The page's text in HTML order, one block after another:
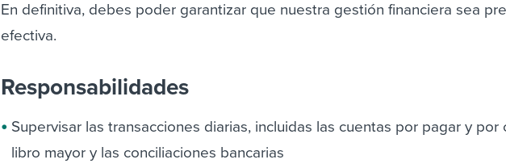
En definitiva, debes poder garantizar que nuestra gestión financiera sea
efectiva.
Responsabilidades
Supervisar las transacciones diarias, incluidas las cuentas por pagar y por
libro mayor y las conciliaciones bancarias